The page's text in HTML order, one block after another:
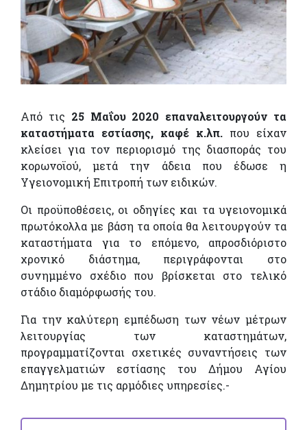
Από τις 25 Μαΐου 2020 επαναλειτουργούν τα
καταστήματα εστίασης, καφέ κ.λπ. που είχαν
κλείσει για τον περιορισμό της διασποράς του
κορωνοϊού, μετά την άδεια που έδωσε η
Υγειονομική Επιτροπή των ειδικών.
Οι προϋποθέσεις, οι οδηγίες και τα υγειονομικά
πρωτόκολλα με βάση τα οποία θα λειτουργούν τα
καταστήματα για το επόμενο, απροσδιόριστο
χρονικό διάστημα, περιγράφονται στο
συνημμένο σχέδιο που βρίσκεται στο τελικό
στάδιο διαμόρφωσής του.
Για την καλύτερη εμπέδωση των νέων μέτρων
λειτουργίας των καταστημάτων,
προγραμματίζονται σχετικές συναντήσεις των
επαγγελματιών εστίασης του Δήμου Αγίου
Δημητρίου με τις αρμόδιες υπηρεσίες.-